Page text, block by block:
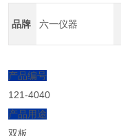
品牌 六一仪器
产品编号
121-4040
产品用途
双板